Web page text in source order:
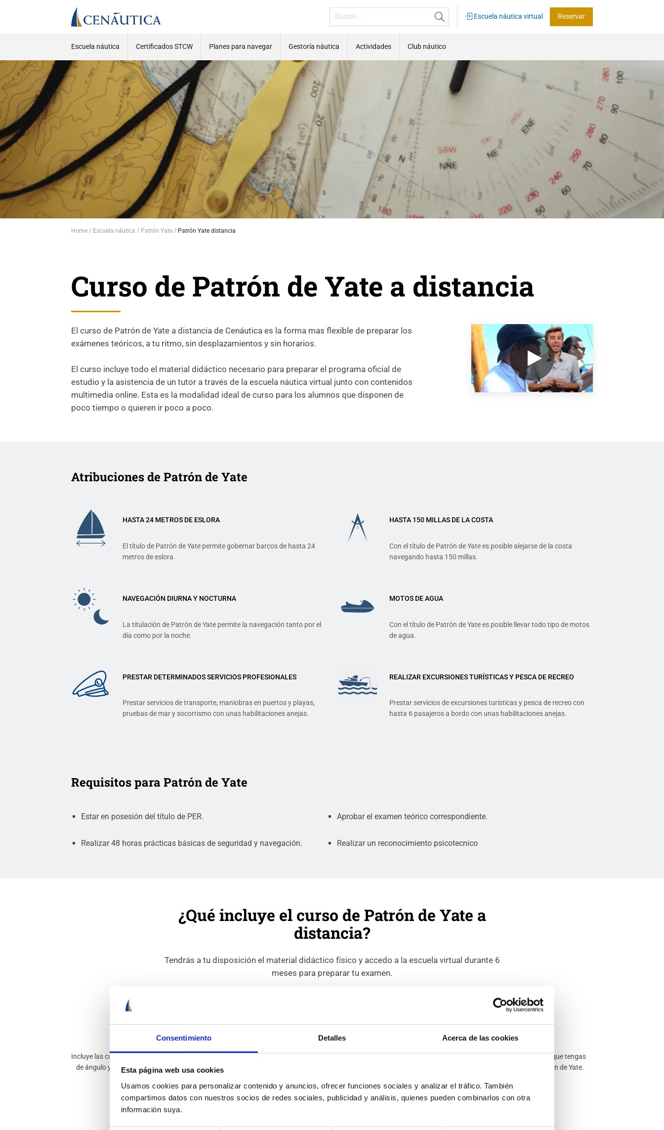
Consentimiento Detalles Acerca de las cookies
Esta página web usa cookies
Usamos cookies para personalizar contenido y anuncios, ofrecer funciones sociales y analizar el tráfico. También
compartimos datos con nuestros socios de redes sociales, publicidad y análisis, quienes pueden combinarlos con otra
información suya.
Escuela náutica virtual Reservar
Escuela náutica Certificados STCW Planes para navegar Gestoría náutica Actividades Club náutico
Home Escuela náutica Patrón Yate Patrón Yate distancia
Curso de Patrón de Yate a distancia
El curso de Patrón de Yate a distancia de Cenáutica es la forma mas flexible de preparar los
exámenes teóricos, a tu ritmo, sin desplazamientos y sin horarios.
El curso incluye todo el material didáctico necesario para preparar el programa oficial de
estudio y la asistencia de un tutor a través de la escuela náutica virtual junto con contenidos
multimedia online. Esta es la modalidad ideal de curso para los alumnos que disponen de
poco tiempo o quieren ir poco a poco.
VER EL VÍDEO
Atribuciones de Patrón de Yate
HASTA 24 METROS DE ESLORA
El título de Patrón de Yate permite gobernar barcos de hasta 24
metros de eslora.
HASTA 150 MILLAS DE LA COSTA
Con el título de Patrón de Yate es posible alejarse de la costa
navegando hasta 150 millas.
NAVEGACIÓN DIURNA Y NOCTURNA
La titulación de Patrón de Yate permite la navegación tanto por el
día como por la noche.
MOTOS DE AGUA
Con el título de Patrón de Yate es posible llevar todo tipo de motos
de agua.
PRESTAR DETERMINADOS SERVICIOS PROFESIONALES
Prestar servicios de transporte, maniobras en puertos y playas,
pruebas de mar y socorrismo con unas habilitaciones anejas.
REALIZAR EXCURSIONES TURÍSTICAS Y PESCA DE RECREO
Prestar servicios de excursiones turísticas y pesca de recreo con
hasta 6 pasajeros a bordo con unas habilitaciones anejas.
Requisitos para Patrón de Yate
Estar en posesión del título de PER. Aprobar el examen teórico correspondiente.
Realizar 48 horas prácticas básicas de seguridad y navegación. Realizar un reconocimiento psicotecnico
¿Qué incluye el curso de Patrón de Yate a
distancia?
Tendrás a tu disposición el material didáctico físico y accedo a la escuela virtual durante 6
meses para preparar tu examen.
Material didáctico
Incluye las cartas del estrecho, compás, transportador
de ángulo y un manual con todo el programa oficial
Escuela virtual Tutor online
Un profesor resolverá todas las dudas que tengas
durante el estudio del temario de Patrón de Yate.